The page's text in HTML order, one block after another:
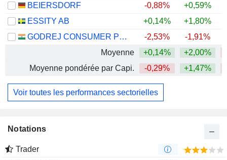
BEIERSDORF
-0,88% +0,59%
ESSITY AB
+0,14% +1,80%
GODREJ CONSUMER PRODUCTS LIMITED
-2,53% -1,91%
Moyenne
+0,14% +2,00%
Moyenne pondérée par Capi.
-0,29% +1,47%
Voir toutes les performances sectorielles
Notations
Trader